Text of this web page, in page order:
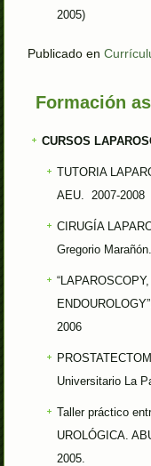
2005)
Publicado en
Formación
CURSOS
TUTORIA
AEU. 2007-2008
CIRUGÍA
Gregorio
2006
Universitario La
Taller práctico
UROLÓGICA.
2005.